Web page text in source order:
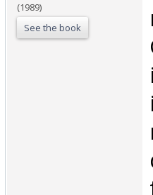
(1989)
See the book